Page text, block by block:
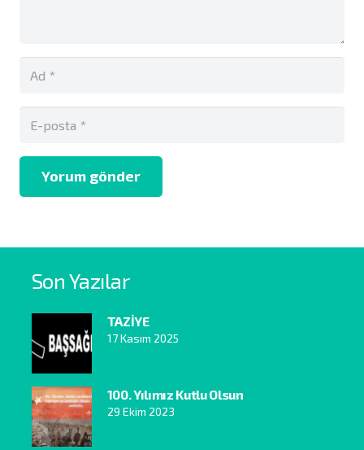
Yorum gönder
Son Yazılar
TAZİYE
17 Kasım 2025
100. Yılımız Kutlu Olsun
29 Ekim 2023